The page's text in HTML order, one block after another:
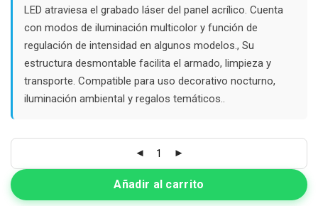
LED atraviesa el grabado láser del panel acrílico. Cuenta
con modos de iluminación multicolor y función de
regulación de intensidad en algunos modelos., Su
estructura desmontable facilita el armado, limpieza y
transporte. Compatible para uso decorativo nocturno,
iluminación ambiental y regalos temáticos..
Añadir al carrito